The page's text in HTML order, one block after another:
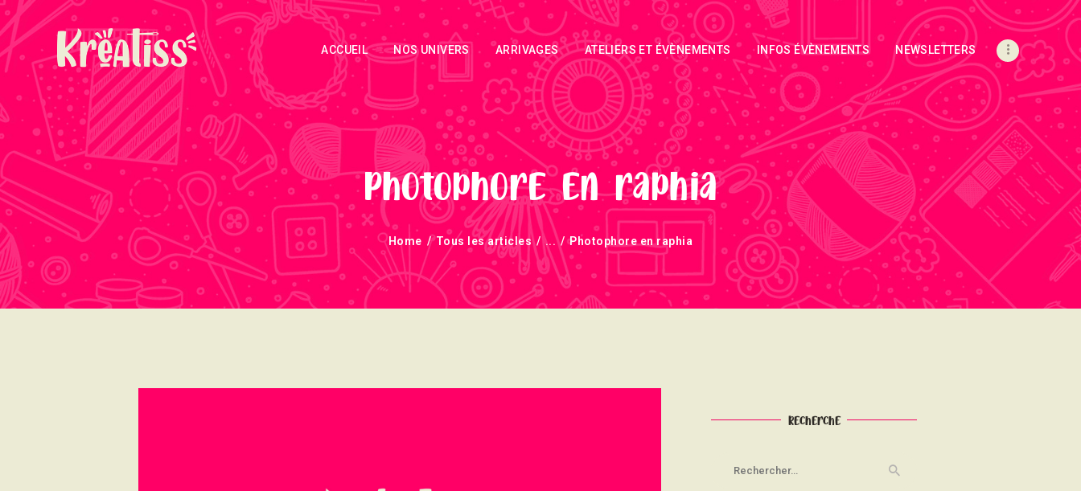
ACCUEIL NOS UNIVERS ARRIVAGES ATELIERS ET ÉVÈNEMENTS INFOS ÉVÈNEMENTS NEWSLETTERS
Photophore en raphia
Home Tous les articles ... Photophore en raphia
ACCUEIL
NOS UNIVERS
ARRIVAGES
ATELIERS ET
ÉVÈNEMENTS
INFOS
ÉVÈNEMENTS
NEWSLETTERS
Recherche